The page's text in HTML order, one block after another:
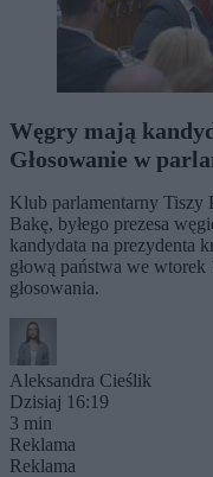
Węgry mają
Głosowanie w
Klub parlamentarny Tiszy
Bakę, byłego prezesa
kandydata na prezydenta
głową państwa we
głosowania.
Aleksandra Cieślik
Dzisiaj 16:19
3 min
Reklama
Reklama